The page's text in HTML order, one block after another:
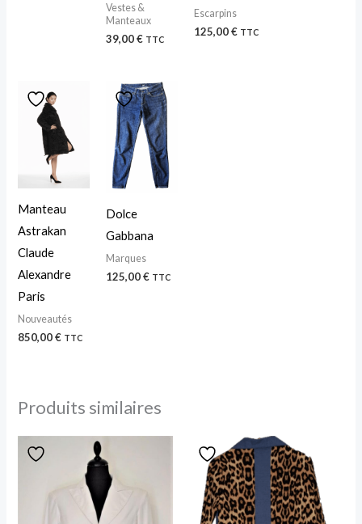
Vestes &
Manteaux
39,00€ TTC
Escarpins
125,00€ TTC
Manteau
Astrakan
Claude
Alexandre
Paris
Nouveautés
850,00€ TTC
Dolce
Gabbana
Marques
125,00€ TTC
Produits similaires